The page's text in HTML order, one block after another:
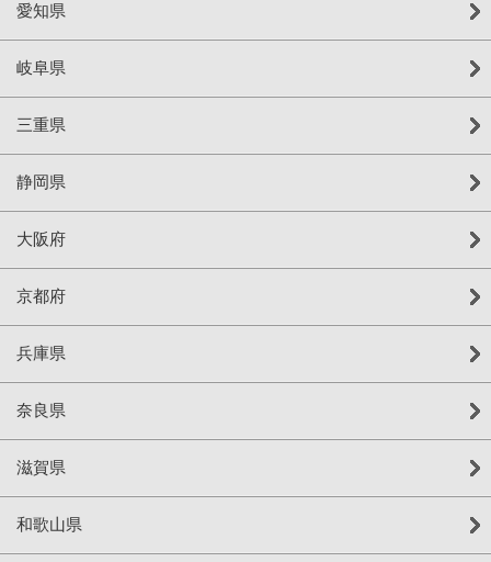
愛知県
岐阜県
三重県
静岡県
大阪府
京都府
兵庫県
奈良県
滋賀県
和歌山県